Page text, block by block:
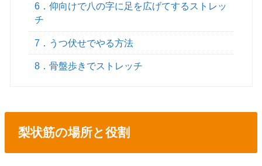
6．仰向けで八の字に足を広げてするストレッ
チ
7．うつ伏せでやる方法
8．骨盤歩きでストレッチ
梨状筋の場所と役割